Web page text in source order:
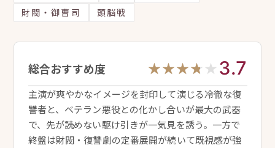
財閥・御曹司
頭脳戦
総合おすすめ度 ★★★★★
★★★★★ 3.7
主演が爽やかなイメージを封印して演じる冷徹な復
讐者と、ベテラン悪役との化かし合いが最大の武器
で、先が読めない駆け引きが一気見を誘う。一方で
終盤は財閥・復讐劇の定番展開が続いて既視感が強